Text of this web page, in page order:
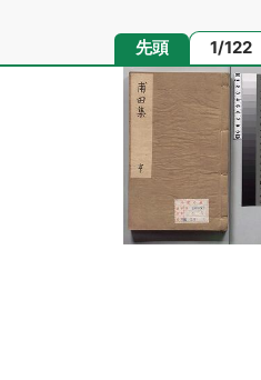
先頭 ページ